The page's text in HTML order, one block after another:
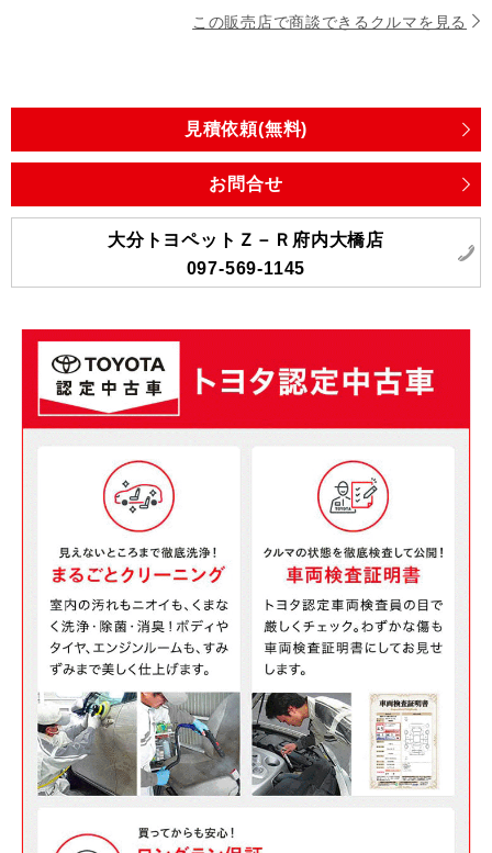
この販売店で商談できるクルマを見る
見積依頼(無料)
お問合せ
大分トヨペットＺ－Ｒ府内大橋店
097-569-1145